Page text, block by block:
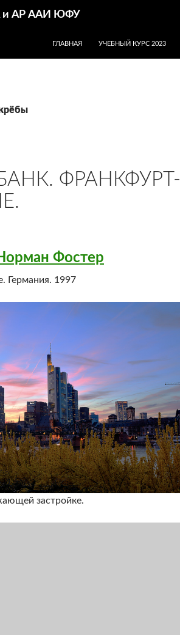
и АР ААИ ЮФУ
ГЛАВНАЯ
УЧЕБНЫЙ КУРС 2023
ФРАНКФУРТ-
Фостер
Германия. 1997
застройке.